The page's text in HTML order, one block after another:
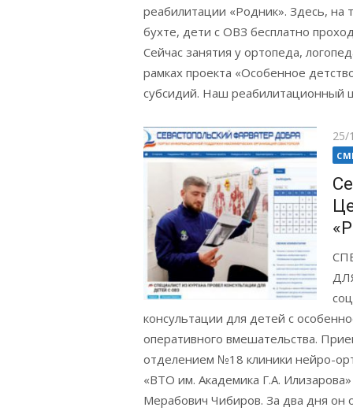
реабилитации «Родник». Здесь, на
бухте, дети с ОВЗ бесплатно
Сейчас занятия у ортопеда,
рамках проекта «Особенное
субсидий. Наш реабилитационный
on
25/
консультации для детей с
оперативного вмешательства.
отделением №18 клиники нейро-
«ВТО им. Академика Г.А.
Мерабович Чибиров. За два дня он